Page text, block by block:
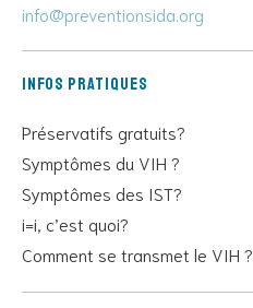
info@preventionsida.org
Infos pratiques
Préservatifs gratuits?
Symptômes du VIH ?
Symptômes des IST?
i=i, c’est quoi?
Comment se transmet le VIH ?